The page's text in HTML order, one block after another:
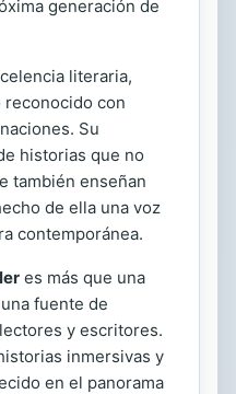
generación de
literaria,
reconocido con
Su
historias que no
también enseñan
de ella una voz
contemporánea.
es más que una
fuente de
y escritores.
inmersivas y
en el panorama